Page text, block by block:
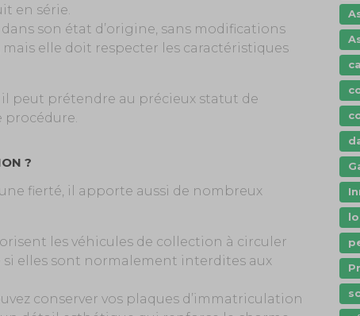
en série.
son état d’origine, sans modifications
elle doit respecter les caractéristiques
il peut prétendre au précieux statut de
procédure.
?
fierté, il apporte aussi de nombreux
les véhicules de collection à circuler
si elles sont normalement interdites aux
conserver vos plaques d’immatriculation